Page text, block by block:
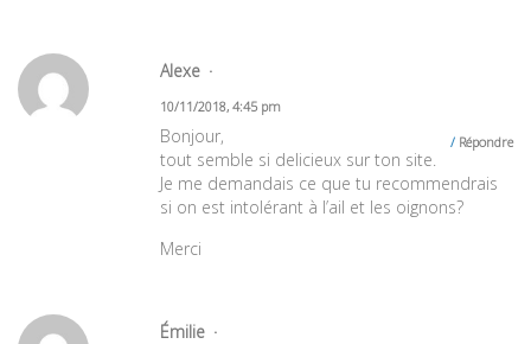
Alexe
10/11/2018, 4:45 pm
Répondre
Bonjour,
tout semble si delicieux sur ton site.
Je me demandais ce que tu recommendrais
si on est intolérant à l’ail et les oignons?
Merci
Émilie